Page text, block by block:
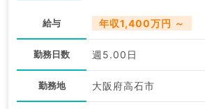
給与 年収1,400万円 ～
勤務日数 週5.00日
勤務地 大阪府高石市